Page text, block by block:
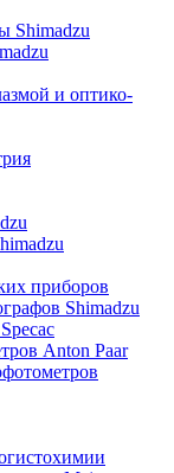
Shimadzu
и оптико-
приборов
Shimadzu
Anton Paar